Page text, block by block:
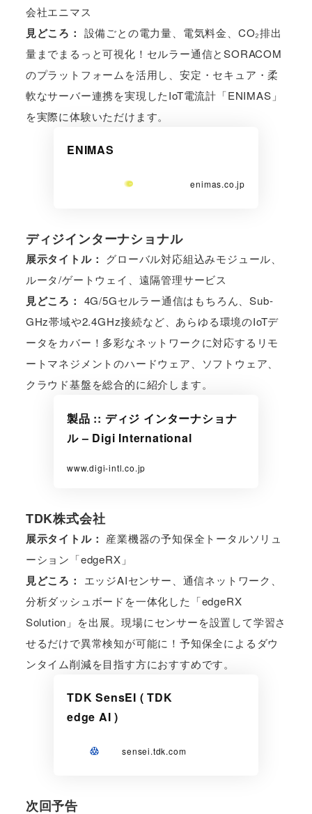
会社エニマス
見どころ： 設備ごとの電力量、電気料金、CO₂排出
量までまるっと可視化！セルラー通信とSORACOM
のプラットフォームを活用し、安定・セキュア・柔
軟なサーバー連携を実現したIoT電流計「ENIMAS」
を実際に体験いただけます。
ENIMAS
enimas.co.jp
ディジインターナショナル
展示タイトル： グローバル対応組込みモジュール、
ルータ/ゲートウェイ、遠隔管理サービス
見どころ： 4G/5Gセルラー通信はもちろん、Sub-
GHz帯域や2.4GHz接続など、あらゆる環境のIoTデ
ータをカバー！多彩なネットワークに対応するリモ
ートマネジメントのハードウェア、ソフトウェア、
クラウド基盤を総合的に紹介します。
製品 :: ディジ インターナショナ
ル – Digi International
www.digi-intl.co.jp
TDK株式会社
展示タイトル： 産業機器の予知保全トータルソリュ
ーション「edgeRX」
見どころ：
エッジAIセンサー、通信ネットワーク、
分析ダッシュボードを一体化した「edgeRX
Solution」を出展。現場にセンサーを設置して学習さ
せるだけで異常検知が可能に！予知保全によるダウ
ンタイム削減を目指す方におすすめです。
TDK SensEI ( TDK
edge AI )
sensei.tdk.com
次回予告